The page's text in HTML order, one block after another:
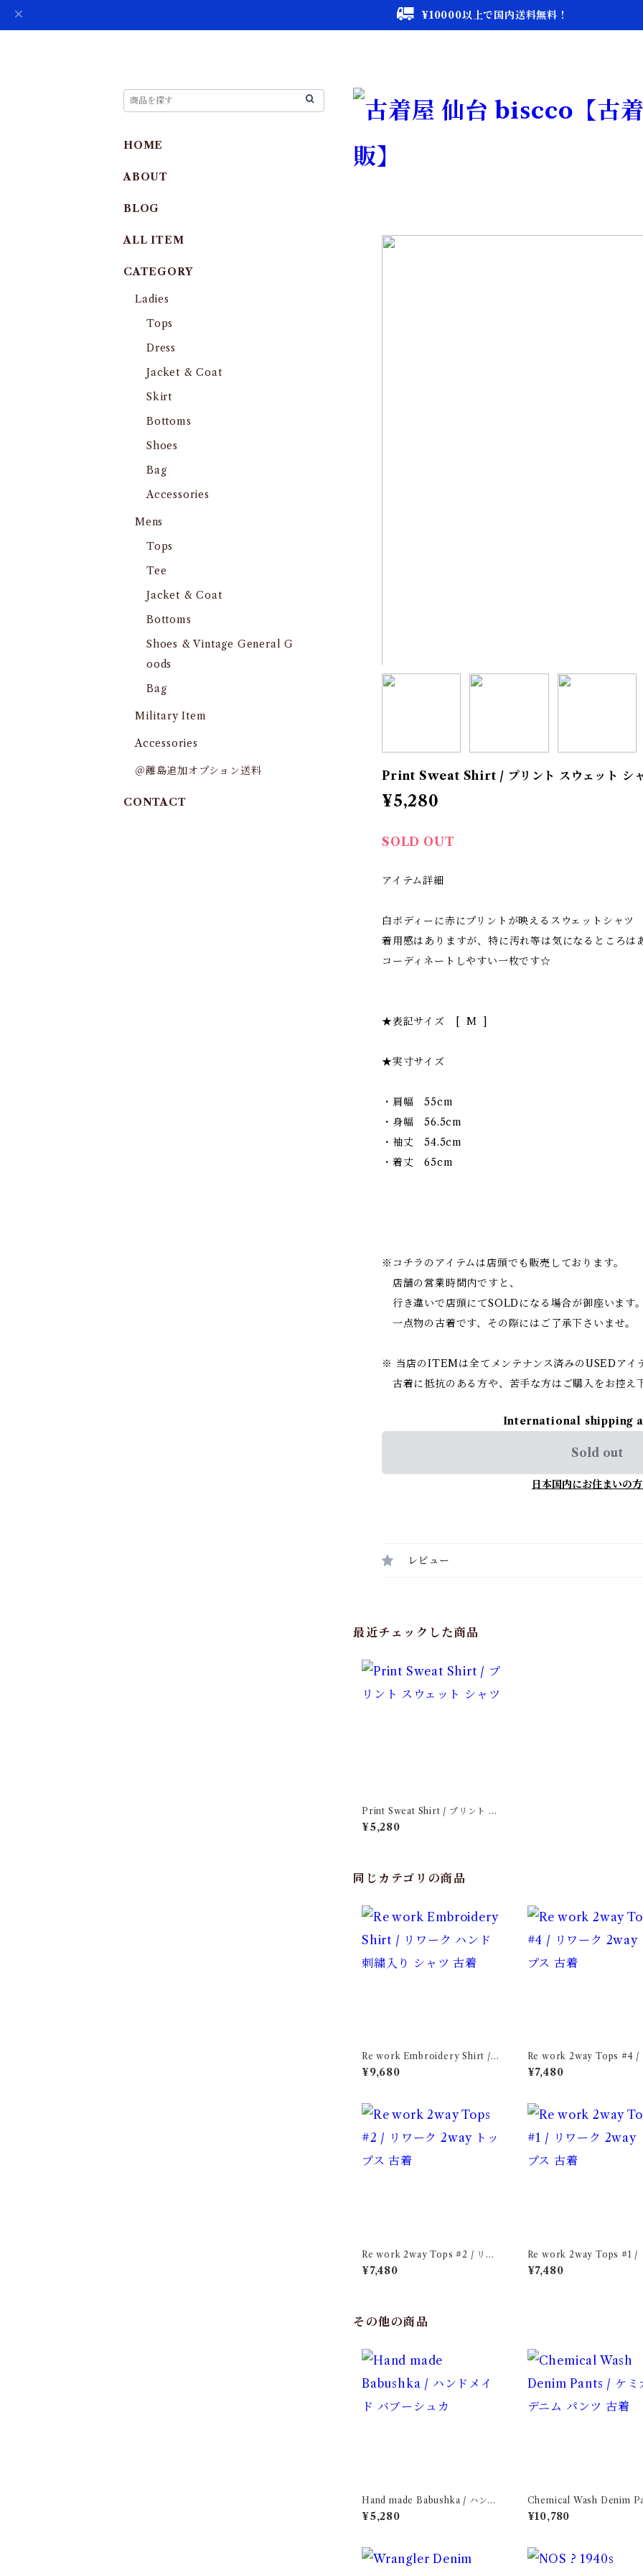
¥10000以上で国内送料無料！
Print Sweat Shirt / プリント スウェット シ
¥5,280
SOLD OUT
アイテム詳細
白ボディーに赤にプリントが映えるスウェットシャツ
着用感はありますが、特に汚れ等は気になるところは
コーディネートしやすい一枚です☆
★表記サイズ [ M ]
★実寸サイズ
・肩幅 55cm
・身幅 56.5cm
・袖丈 54.5cm
・着丈 65cm
※コチラのアイテムは店頭でも販売しております。
店舗の営業時間内ですと、
行き違いで店頭にてSOLDになる場合が御座います。
一点物の古着です、その際にはご了承下さいませ。
※ 当店のITEMは全てメンテナンス済みのUSEDアイ
古着に抵抗のある方や、苦手な方はご購入をお控え
International shipping
Sold out
日本国内にお住まいの
レビュー
最近チェックした商品
Print Sweat Shirt / プリント ス
ウェット シャツ
¥5,280
同じカテゴリの商品
Re work Embroidery Shirt /
リワーク ハンド刺繍入り シャツ
古着
¥9,680
Re work 2way Tops #4 /
ーク 2way トップス 古着
¥7,480
Re work 2way Tops #2 / リワ
ーク 2way トップス 古着
¥7,480
Re work 2way Tops #1 / リワ
ーク 2way トップス 古着
¥7,480
その他の商品
Hand made Babushka / ハンド
メイド バブーシュカ
¥5,280
Chemical Wash Denim
ケミカル デニム パンツ 古着
¥10,780
HOME
ABOUT
BLOG
ALL ITEM
CATEGORY
Ladies
Tops
Dress
Jacket & Coat
Skirt
Bottoms
Shoes
Bag
Accessories
Mens
Tops
Tee
Jacket & Coat
Bottoms
Shoes & Vintage General G
oods
Bag
Military Item
Accessories
＠離島追加オプション送料
CONTACT